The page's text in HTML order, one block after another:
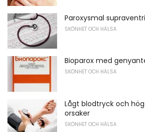
Paroxysmal
SKÖNHET OCH HÄLSA
Bioparox med
SKÖNHET OCH HÄLSA
Lågt blodtryck och
orsaker
SKÖNHET OCH HÄLSA